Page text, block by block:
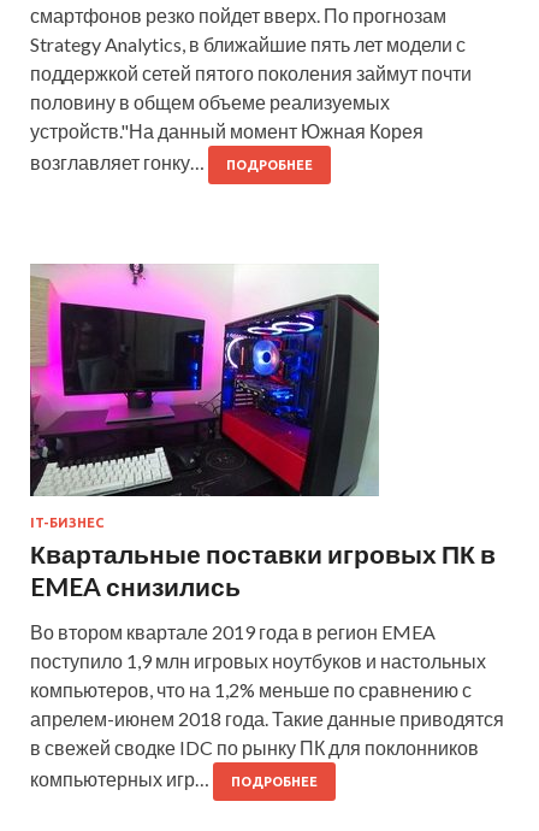
смартфонов резко пойдет вверх. По прогнозам
Strategy Analytics, в ближайшие пять лет модели с
поддержкой сетей пятого поколения займут почти
половину в общем объеме реализуемых
устройств."На данный момент Южная Корея
возглавляет гонку…
ПОДРОБНЕЕ
IT-БИЗНЕС
Квартальные поставки игровых ПК в
EMEA снизились
Во втором квартале 2019 года в регион EMEA
поступило 1,9 млн игровых ноутбуков и настольных
компьютеров, что на 1,2% меньше по сравнению с
апрелем-июнем 2018 года. Такие данные приводятся
в свежей сводке IDC по рынку ПК для поклонников
компьютерных игр…
ПОДРОБНЕЕ